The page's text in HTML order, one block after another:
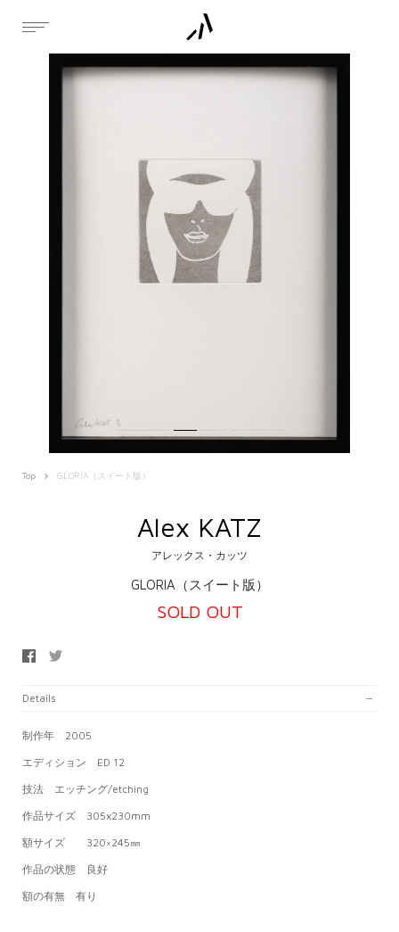
Top GLORIA（スイート版）
Alex KATZ
アレックス・カッツ
GLORIA（スイート版）
SOLD OUT
Details
制作年 2005
エディション ED 12
技法 エッチング/etching
作品サイズ 305x230mm
額サイズ 320×245㎜
作品の状態 良好
額の有無 有り